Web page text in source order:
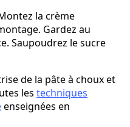
la crème
Gardez au
Saupoudrez le sucre
de la pâte à choux et
les techniques
enseignées en